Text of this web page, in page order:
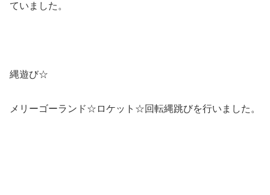
ていました。
縄遊び☆
メリーゴーランド☆ロケット☆回転縄跳びを行いました。